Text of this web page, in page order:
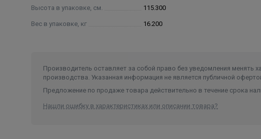
Высота в упаковке, см. 115.300
Вес в упаковке, кг 16.200
Производитель оставляет за собой право без уведомления менять
производства. Указанная информация не является публичной
Предложение по продаже товара действительно в течение срока
Нашли ошибку в характеристиках или описании товара?